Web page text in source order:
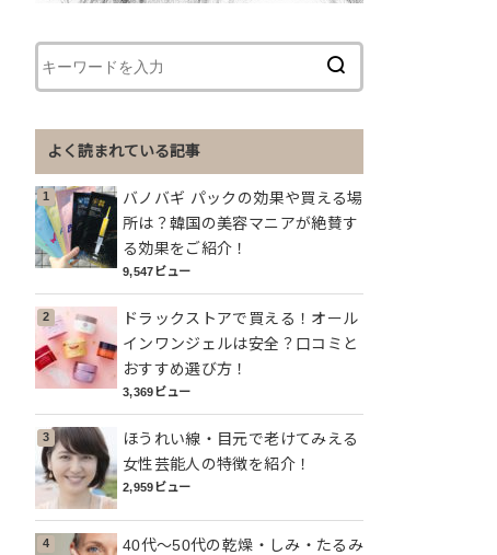
よく読まれている記事
バノバギ パックの効果や買える場
所は？韓国の美容マニアが絶賛す
る効果をご紹介！
9,547ビュー
ドラックストアで買える！オール
インワンジェルは安全？口コミと
おすすめ選び方！
3,369ビュー
ほうれい線・目元で老けてみえる
女性芸能人の特徴を紹介！
2,959ビュー
40代～50代の乾燥・しみ・たるみ